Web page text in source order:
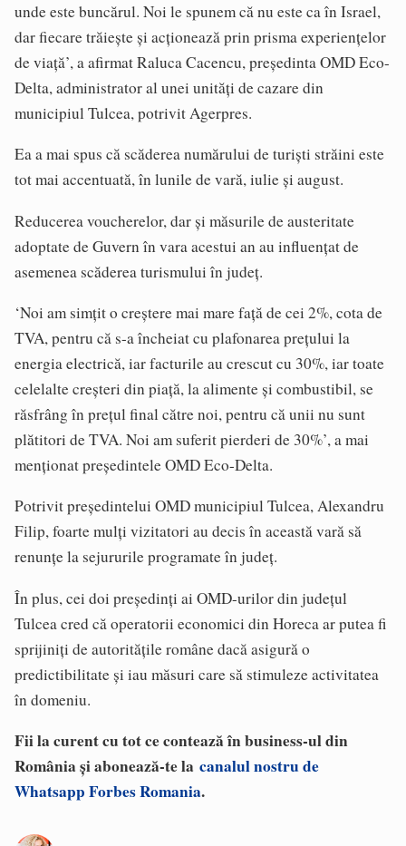
unde este buncărul. Noi le spunem că nu este ca în Israel,
dar fiecare trăiește și acționează prin prisma experiențelor
de viață’, a afirmat Raluca Cacencu, președinta OMD Eco-
Delta, administrator al unei unități de cazare din
municipiul Tulcea, potrivit Agerpres.
Ea a mai spus că scăderea numărului de turiști străini este
tot mai accentuată, în lunile de vară, iulie și august.
Reducerea voucherelor, dar și măsurile de austeritate
adoptate de Guvern în vara acestui an au influențat de
asemenea scăderea turismului în județ.
‘Noi am simțit o creștere mai mare față de cei 2%, cota de
TVA, pentru că s-a încheiat cu plafonarea prețului la
energia electrică, iar facturile au crescut cu 30%, iar toate
celelalte creșteri din piață, la alimente și combustibil, se
răsfrâng în prețul final către noi, pentru că unii nu sunt
plătitori de TVA. Noi am suferit pierderi de 30%’, a mai
menționat președintele OMD Eco-Delta.
Potrivit președintelui OMD municipiul Tulcea, Alexandru
Filip, foarte mulți vizitatori au decis în această vară să
renunțe la sejururile programate în județ.
În plus, cei doi președinți ai OMD-urilor din județul
Tulcea cred că operatorii economici din Horeca ar putea fi
sprijiniți de autoritățile române dacă asigură o
predictibilitate și iau măsuri care să stimuleze activitatea
în domeniu.
Fii la curent cu tot ce contează în business-ul din
România și abonează-te la canalul nostru de
Whatsapp Forbes Romania.